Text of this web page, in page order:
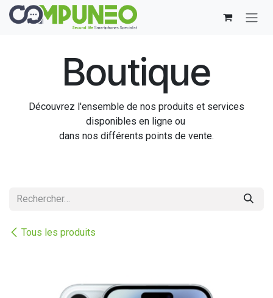
Se rendre au contenu
Boutique
Découvrez l'ensemble de nos produits et services
disponibles en ligne ou
dans nos différents points de vente.
Tous les produits